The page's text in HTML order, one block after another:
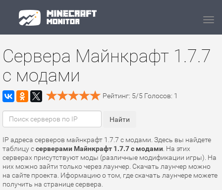
Сервера Майнкрафт 1.7.7
с модами
Рейтинг: 5/5 Голосов: 1
IP адреса серверов майнкрафт 1.7.7 с модами. Здесь вы найдете
таблицу ссерверами Майнкрафт 1.7.7 с модами . На этих
серверах присутствуют моды (различные модификации игры). На
них можно зайти только через лаунчер. Скачать лаунчер можно
на сайте проекта. Иформацию о том, где скачать лаунчере можете
получить на странице сервера.